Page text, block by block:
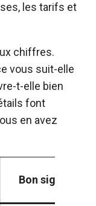
les tarifs et
chiffres.
vous suit-elle
t-elle bien
font
en avez
Bon signe